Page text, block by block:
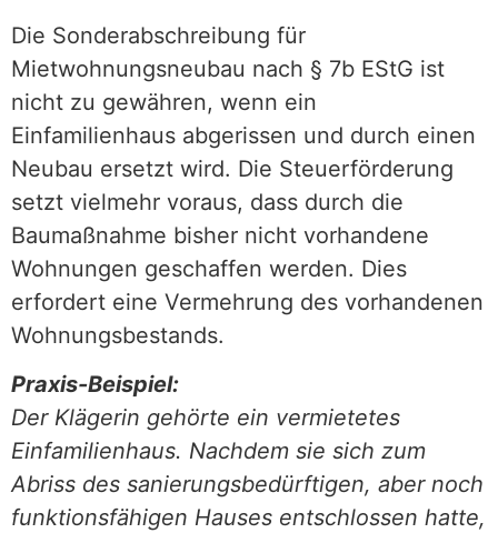
Die Sonderabschreibung für
Mietwohnungsneubau nach § 7b EStG ist
nicht zu gewähren, wenn ein
Einfamilienhaus abgerissen und durch einen
Neubau ersetzt wird. Die Steuerförderung
setzt vielmehr voraus, dass durch die
Baumaßnahme bisher nicht vorhandene
Wohnungen geschaffen werden. Dies
erfordert eine Vermehrung des vorhandenen
Wohnungsbestands.
Praxis-Beispiel:
Der Klägerin gehörte ein vermietetes
Einfamilienhaus. Nachdem sie sich zum
Abriss des sanierungsbedürftigen, aber noch
funktionsfähigen Hauses entschlossen hatte,